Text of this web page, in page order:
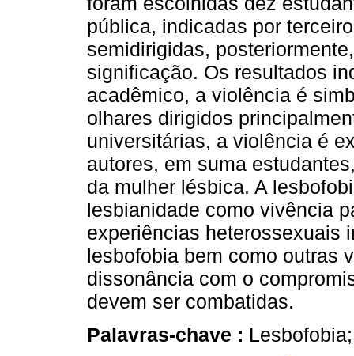
pública, indicadas por
semidirigidas,
significação. Os resultados
acadêmico, a violência é
olhares dirigidos
universitárias, a violência é
autores, em suma
da mulher lésbica. A
lesbianidade como vivência
experiências heterossexuais
lesbofobia bem como outras
dissonância com o
devem ser combatidas.
Palavras-chave :